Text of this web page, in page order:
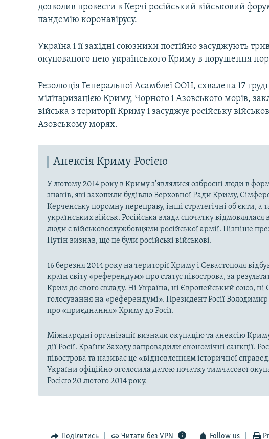
дозволив провести в Керчі російський військовий
пандемію коронавірусу.
Україна і її західні союзники постійно засуджують
окупованого нею українського Криму в порушення
Резолюція Генеральної Асамблеї ООН, схвалена 17
мілітаризацією Криму, Чорного і Азовського морів,
війська з території Криму і засуджує російську
Азовському морях.
Анексія Криму Росією
У лютому 2014 року в Криму з'являлися озброєні люди в
знаків, які захопили будівлю Верховної Ради Криму,
Керченську поромну переправу, інші стратегічні об'єкти, а
українських військ. Російська влада спочатку відмовлялася
люди є військовослужбовцями російської армії. Пізніше
Путін визнав, що це були російські військові.
16 березня 2014 року на території Криму і Севастополя
країн світу «референдум» про статус півострова, за
Крим до свого складу. Ні Україна, ні Європейський союз,
голосування на «референдумі». Президент Росії Володимир
про «приєднання» Криму до Росії.
Міжнародні організації визнали окупацію та анексію
дії Росії. Країни Заходу запровадили економічні санкції.
півострова та називає це «відновленням історичної
України офіційно оголосила датою початку тимчасової
Росією 20 лютого 2014 року.
Поділитись Читати без VPN Follow us